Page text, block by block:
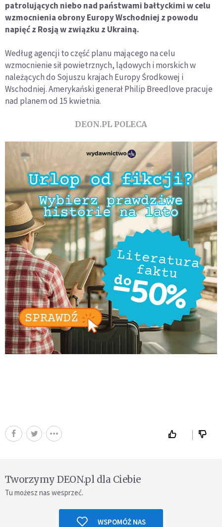
patrolujących niebo nad państwami bałtyckimi w celu
wzmocnienia obrony Europy Wschodniej z powodu
napięć z Rosją w związku z Ukrainą.
Według agencji to część planu mającego na celu
wzmocnienie sił powietrznych, lądowych i morskich w
należących do Sojuszu krajach Europy Środkowej i
Wschodniej. Amerykański generał Philip Breedlove pracuje
nad planem od 15 kwietnia.
DEON.PL POLECA
Tworzymy DEON.pl dla Ciebie
Tu możesz nas wesprzeć.
WSPOMÓŻ NAS